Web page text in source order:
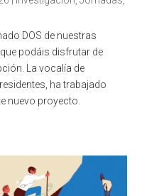
DOS de nuestras
podáis disfrutar de
La vocalía de
ha trabajado
nuevo proyecto.